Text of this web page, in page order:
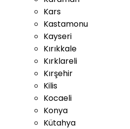
Kars
Kastamonu
Kayseri
Kırıkkale
Kırklareli
Kırşehir
Kilis
Kocaeli
Konya
Kütahya